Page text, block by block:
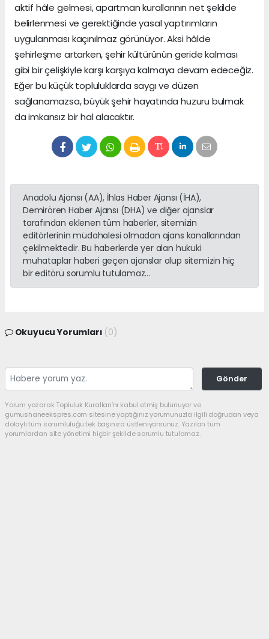
aktif hâle gelmesi, apartman kurallarının net şekilde
belirlenmesi ve gerektiğinde yasal yaptırımların
uygulanması kaçınılmaz görünüyor. Aksi hâlde
şehirleşme artarken, şehir kültürünün geride kalması
gibi bir çelişkiyle karşı karşıya kalmaya devam edeceğiz.
Eğer bu küçük topluluklarda saygı ve düzen
sağlanamazsa, büyük şehir hayatında huzuru bulmak
da imkansız bir hal alacaktır.
Anadolu Ajansı (AA), İhlas Haber Ajansı (İHA),
Demirören Haber Ajansı (DHA) ve diğer ajanslar
tarafından eklenen tüm haberler, sitemizin
editörlerinin müdahalesi olmadan ajans kanallarından
çekilmektedir. Bu haberlerde yer alan hukuki
muhataplar haberi geçen ajanslar olup sitemizin hiç
bir editörü sorumlu tutulamaz...
Okuyucu Yorumları (0)
Gönder
Yorum yazarak Topluluk Kuralları’nı kabul etmiş bulunuyor ve
gumushaneekspres.com sitesine yaptığınız yorumunuzla ilgili doğrudan veya
dolaylı tüm sorumluluğu tek başınıza üstleniyorsunuz. Yazılan tüm
yorumlardan site yönetimi hiçbir şekilde sorumlu tutulamaz.